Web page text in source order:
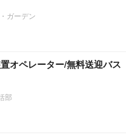
ガーデン
オペレーター/無料送迎バス
部